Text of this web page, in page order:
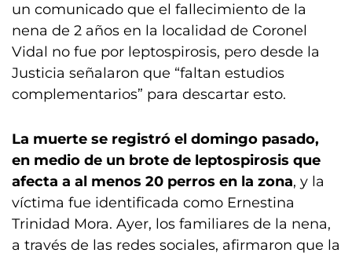
un comunicado que el fallecimiento de la
nena de 2 años en la localidad de Coronel
Vidal no fue por leptospirosis, pero desde la
Justicia señalaron que “faltan estudios
complementarios” para descartar esto.
La muerte se registró el domingo pasado,
en medio de un brote de leptospirosis que
afecta a al menos 20 perros en la zona, y la
víctima fue identificada como Ernestina
Trinidad Mora. Ayer, los familiares de la nena,
a través de las redes sociales, afirmaron que la